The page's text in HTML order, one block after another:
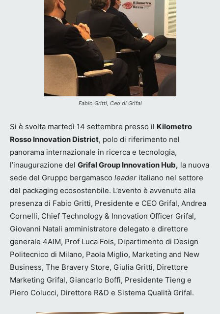
Fabio Gritti, Ceo di Grifal
Si è svolta martedì 14 settembre presso il Kilometro
Rosso Innovation District, polo di riferimento nel
panorama internazionale in ricerca e tecnologia,
l’inaugurazione del Grifal Group Innovation Hub, la nuova
sede del Gruppo bergamasco leader italiano nel settore
del packaging ecosostenbile. L’evento è avvenuto alla
presenza di Fabio Gritti, Presidente e CEO Grifal, Andrea
Cornelli, Chief Technology & Innovation Officer Grifal,
Giovanni Natali amministratore delegato e direttore
generale 4AIM, Prof Luca Fois, Dipartimento di Design
Politecnico di Milano, Paola Miglio, Marketing and New
Business, The Bravery Store, Giulia Gritti, Direttore
Marketing Grifal, Giancarlo Boffi, Presidente Tieng e
Piero Colucci, Direttore R&D e Sistema Qualità Grifal.